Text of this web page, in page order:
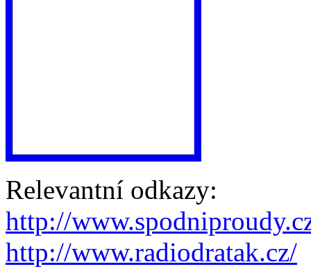
Relevantní odkazy:
http://
http://www.radiodratak.cz/